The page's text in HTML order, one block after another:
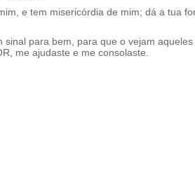
e tem misericórdia de mim; dá a tua
sinal para bem, para que o vejam
me ajudaste e me consolaste.